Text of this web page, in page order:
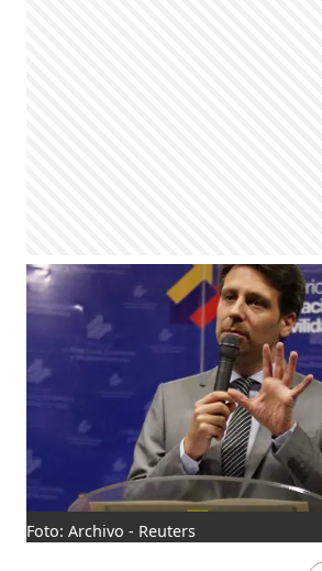
Foto: Archivo - Reuters